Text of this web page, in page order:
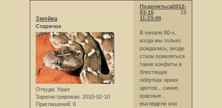
Поделиться
19
2012-
03-15
11:23:09
Змейка
Старичок
Откуда: Урал
Зарегистрирован: 2010-02-10
Приглашений: 0
В начале 80-х,
когда мы только
рождались, везде
стали появляться
такие конфеты в
блестящих
обёртках ярких
цветов... синие,
красные...
выглядели они